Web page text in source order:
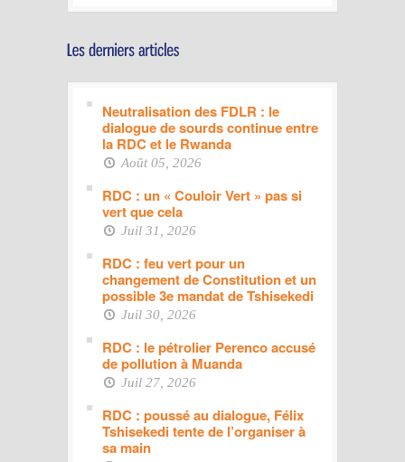
Neutralisation des FDLR : le
dialogue de sourds continue entre
la RDC et le Rwanda
Août 05, 2026
RDC : un « Couloir Vert » pas si
vert que cela
Juil 31, 2026
RDC : feu vert pour un
changement de Constitution et un
possible 3e mandat de Tshisekedi
Juil 30, 2026
RDC : le pétrolier Perenco accusé
de pollution à Muanda
Juil 27, 2026
RDC : poussé au dialogue, Félix
Tshisekedi tente de l’organiser à
sa main